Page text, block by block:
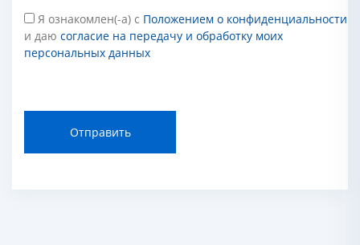
Я ознакомлен(-а) с Положением о конфиденциальности
и даю согласие на передачу и обработку моих
персональных данных
Отправить